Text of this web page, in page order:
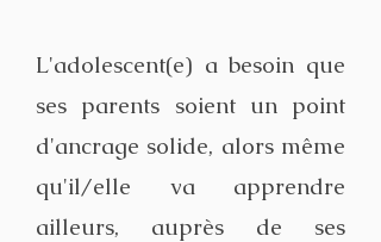
L'adolescent(e) a besoin que
ses parents soient un point
d'ancrage solide, alors même
qu'il/elle va apprendre
ailleurs, auprès de ses